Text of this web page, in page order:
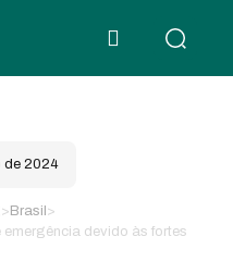
de 2024
> Brasil >
devido às fortes